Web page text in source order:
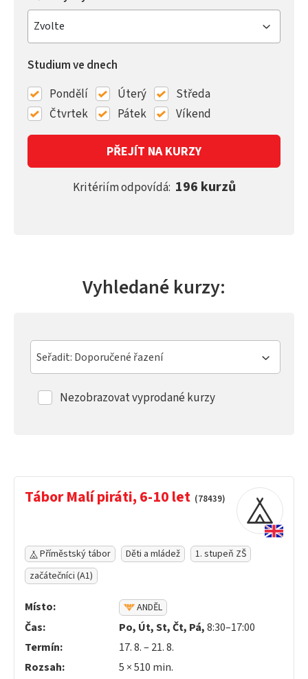
Zvolte
Studium ve dnech
Pondělí
Úterý
Středa
Čtvrtek
Pátek Víkend
PŘEJÍT NA KURZY
Kritériím odpovídá: 196 kurzů
Vyhledané kurzy:
Nezobrazovat vyprodané kurzy
Seřadit: Doporučené řazení
Tábor Malí piráti, 6-10 let (78439)
Příměstský tábor Děti a mládež
1. stupeň ZŠ
začátečníci (A1)
Místo: ANDĚL
Čas: Po, Út, St, Čt, Pá,8:30–17:00
Termín:
17. 8. – 21. 8.
Rozsah:
5 ×510 min.